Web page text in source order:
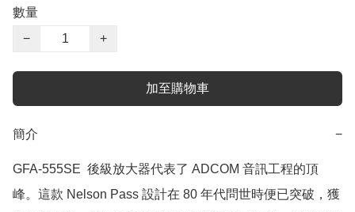
數量
−
+
加至購物車
簡介 −
GFA-555SE  後級放大器代表了 ADCOM 音訊工程的頂
峰。這款 Nelson Pass 設計在 80 年代問世時便已突破，獲